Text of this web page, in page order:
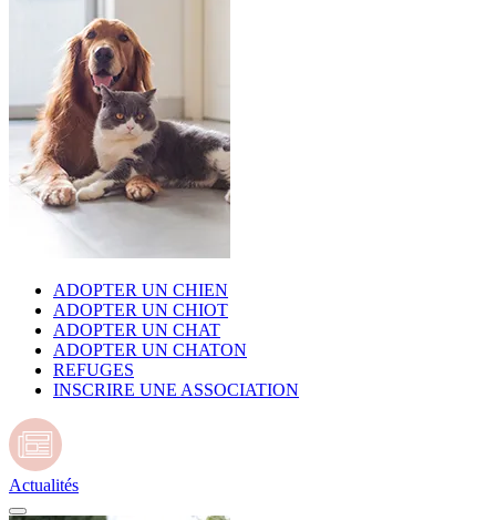
ADOPTER UN CHIEN
ADOPTER UN CHIOT
ADOPTER UN CHAT
ADOPTER UN CHATON
REFUGES
INSCRIRE UNE ASSOCIATION
Actualités